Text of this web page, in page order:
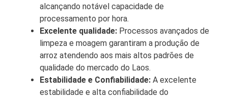
alcançando notável capacidade de
processamento por hora.
Excelente qualidade: Processos avançados de
limpeza e moagem garantiram a produção de
arroz atendendo aos mais altos padrões de
qualidade do mercado do Laos.
Estabilidade e Confiabilidade: A excelente
estabilidade e alta confiabilidade do